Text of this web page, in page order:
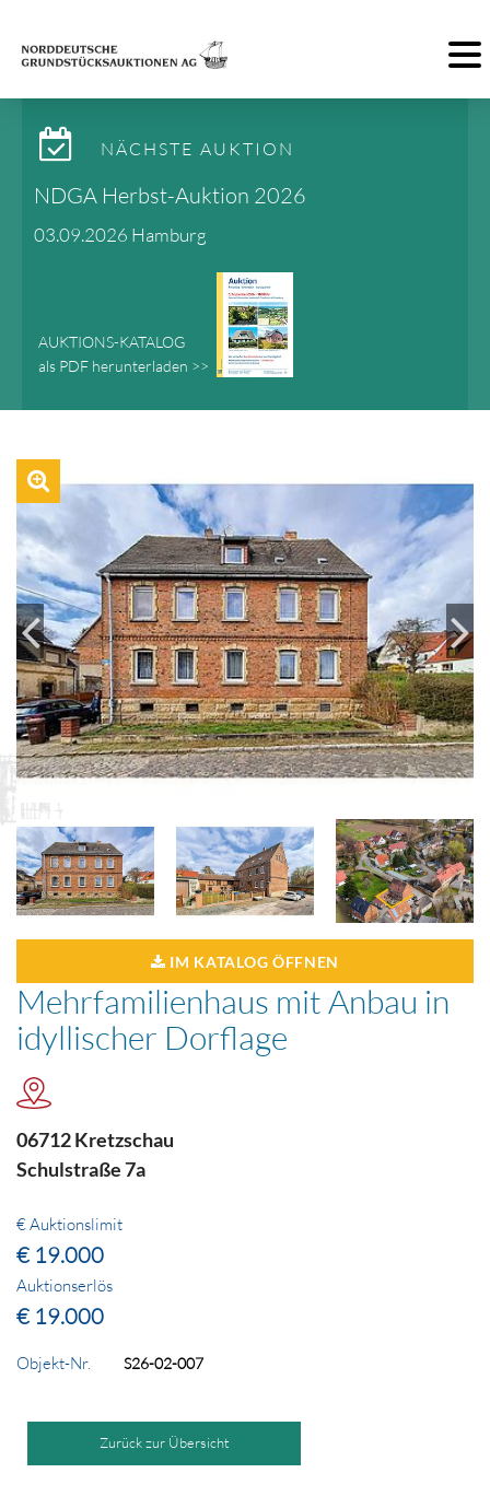
NÄCHSTE AUKTION
NDGA Herbst-Auktion 2026
03.09.2026 Hamburg
AUKTIONS-KATALOG
als PDF herunterladen >>
IM KATALOG ÖFFNEN
Mehrfamilienhaus mit Anbau in
idyllischer Dorflage
06712 Kretzschau
Schulstraße 7a
€ Auktionslimit
€ 19.000
Auktionserlös
€ 19.000
Objekt-Nr. S26-02-007
Zurück zur Übersicht